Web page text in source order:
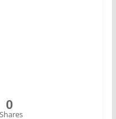
0
Shares